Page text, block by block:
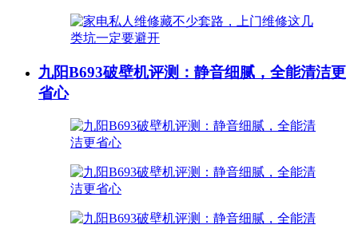
九阳B693破壁机评测：静音细腻，全能清洁更
省心